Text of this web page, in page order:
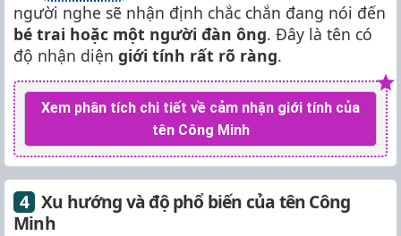
người nghe sẽ nhận định chắc chắn đang nói đến
bé trai hoặc một người đàn ông. Đây là tên có
độ nhận diện giới tính rất rõ ràng.
Xem phân tích chi tiết về cảm nhận giới tính của
tên Công Minh
Xu hướng và độ phổ biến của tên Công
Minh